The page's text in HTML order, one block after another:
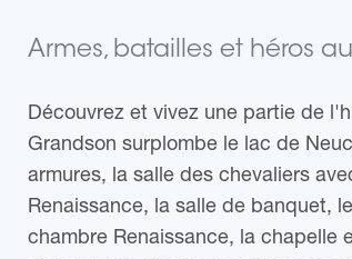
Armes, batailles et héros
Découvrez et vivez une partie de
Grandson surplombe le lac de
armures, la salle des chevaliers
Renaissance, la salle de banquet,
chambre Renaissance, la chapelle